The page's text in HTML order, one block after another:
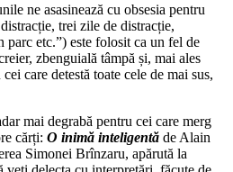
ne asasinează cu obsesia pentru
trei zile de distracție,
parc etc.”) este folosit ca un fel de
zbenguială tâmpă și, mai ales
care detestă toate cele de mai sus,
mai degrabă pentru cei care merg
cărți: O inimă inteligentă de Alain
Simonei Brînzaru, apărută la